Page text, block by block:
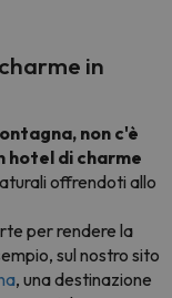
in
non c'è
hotel di charme
offrendoti allo
per rendere la
sul nostro sito
, una destinazione